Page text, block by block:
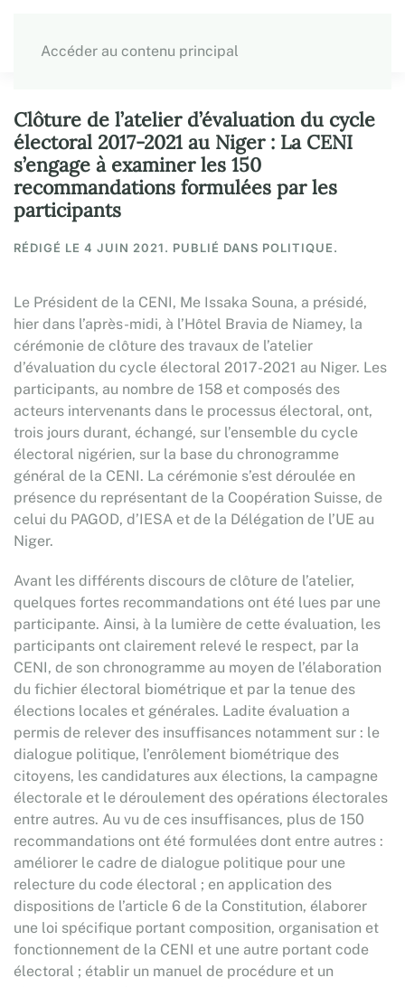
Accéder au contenu principal
Clôture de l’atelier d’évaluation du cycle
électoral 2017-2021 au Niger : La CENI
s’engage à examiner les 150
recommandations formulées par les
participants
RÉDIGÉ LE 4 JUIN 2021. PUBLIÉ DANS POLITIQUE.
Le Président de la CENI, Me Issaka Souna, a présidé,
hier dans l’après-midi, à l’Hôtel Bravia de Niamey, la
cérémonie de clôture des travaux de l’atelier
d’évaluation du cycle électoral 2017-2021 au Niger. Les
participants, au nombre de 158 et composés des
acteurs intervenants dans le processus électoral, ont,
trois jours durant, échangé, sur l’ensemble du cycle
électoral nigérien, sur la base du chronogramme
général de la CENI. La cérémonie s’est déroulée en
présence du représentant de la Coopération Suisse, de
celui du PAGOD, d’IESA et de la Délégation de l’UE au
Niger.
Avant les différents discours de clôture de l’atelier,
quelques fortes recommandations ont été lues par une
participante. Ainsi, à la lumière de cette évaluation, les
participants ont clairement relevé le respect, par la
CENI, de son chronogramme au moyen de l’élaboration
du fichier électoral biométrique et par la tenue des
élections locales et générales. Ladite évaluation a
permis de relever des insuffisances notamment sur : le
dialogue politique, l’enrôlement biométrique des
citoyens, les candidatures aux élections, la campagne
électorale et le déroulement des opérations électorales
entre autres. Au vu de ces insuffisances, plus de 150
recommandations ont été formulées dont entre autres :
améliorer le cadre de dialogue politique pour une
relecture du code électoral ; en application des
dispositions de l’article 6 de la Constitution, élaborer
une loi spécifique portant composition, organisation et
fonctionnement de la CENI et une autre portant code
électoral ; établir un manuel de procédure et un